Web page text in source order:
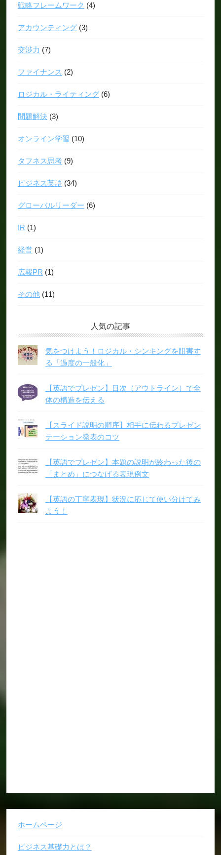
戦略フレームワーク (4)
アカウンティング(3)
交渉力 (7)
ファイナンス (2)
ロジカル・ライティング(6)
問題解決(3)
オンライン学習 (10)
タフネス思考(9)
ビジネス英語(34)
グローバルリーダー (6)
IR (1)
経営 (1)
広報PR (1)
その他(11)
人気の記事
気をつけよう！ロジカル・シンキングを阻害す
る「過度の一般化」
【英語でプレゼン】目次（アウトライン）で全
体の構造を伝える
【スライド説明の順序】相手に伝わるプレゼン
テーション発表のコツ
【英語でプレゼン】本題の説明が終わった後の
「まとめ」につなげる表現例文
【英語の丁寧表現】状況に応じて使い分けてみ
よう！
ホームページ
ビジネス基礎力とは？